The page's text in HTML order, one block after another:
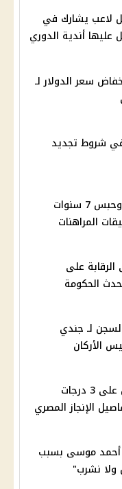
كل لاعب يشارك في
عليها أندية الدوري
سعر الدولار لـ
شروط تجديد
القانون الجديد: غرامة وحبس 7 سنوات
المراهنات
الرقابة على
الحكومة
لـ جندي
الأركان
مصطفى مبارك الحاصل على 3 درجات
الإنجاز المصري
موسى بسبب
نشرب"